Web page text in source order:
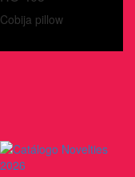
Cobija pillow